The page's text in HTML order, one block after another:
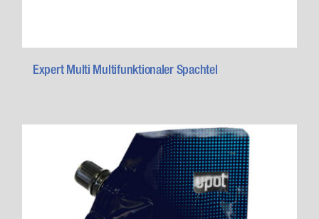
Expert Multi Multifunktionaler Spachtel